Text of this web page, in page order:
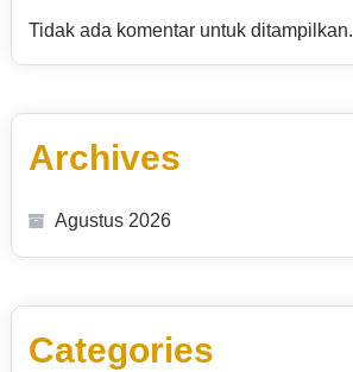
Tidak ada komentar untuk ditampilkan.
Archives
Agustus 2026
Categories